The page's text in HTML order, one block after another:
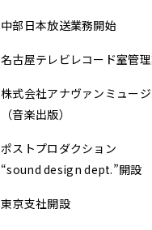
中部日本放送業務開始
名古屋テレビレコード室管
株式会社アナヴァンミュー
（音楽出版）
ポストプロダクション
“sound design dept.”開設
東京支社開設